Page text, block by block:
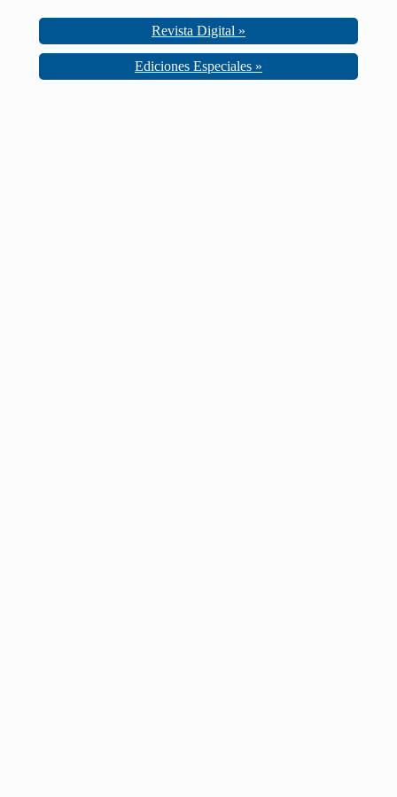
Revista Digital »
Ediciones Especiales »